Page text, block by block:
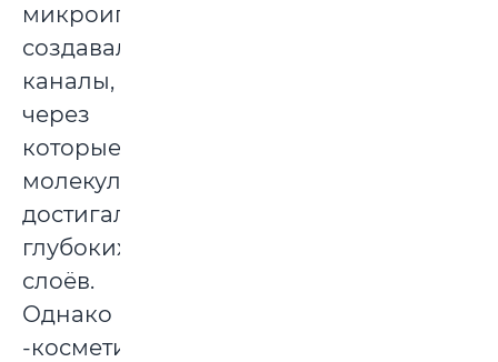
микроиглы
создавали
каналы,
через
которые
молекулы
достигали
глубоких
слоёв.
Однако
-косметика